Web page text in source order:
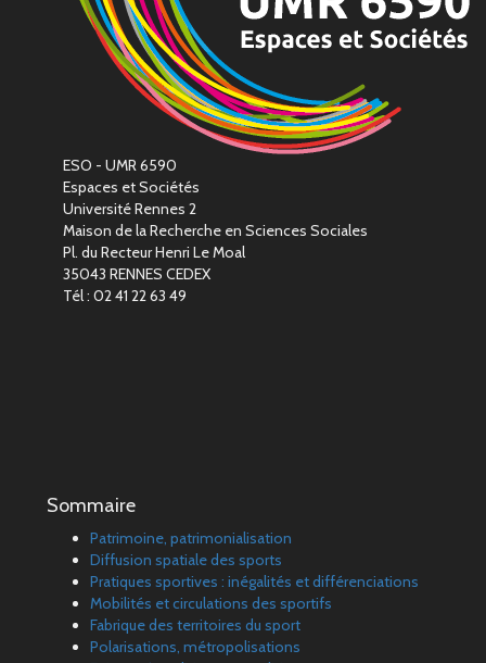
ESO - UMR 6590
Espaces et Sociétés
Université Rennes 2
Maison de la Recherche en Sciences Sociales
Pl. du Recteur Henri Le Moal
35043 RENNES CEDEX
Tél : 02 41 22 63 49
Sommaire
Patrimoine, patrimonialisation
Diffusion spatiale des sports
Pratiques sportives : inégalités et différenciations
Mobilités et circulations des sportifs
Fabrique des territoires du sport
Polarisations, métropolisations